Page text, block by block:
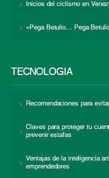
Inicios del ciclismo en
«Pega Betulio… Pega
TECNOLOGÍA
Recomendaciones para
Claves para proteger tu
prevenir estafas
Ventajas de la inteligencia
emprendedores